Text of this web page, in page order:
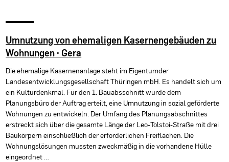
Umnutzung von ehemaligen Kasernengebäuden zu
Wohnungen · Gera
Die ehemalige Kasernenanlage steht im Eigentumder
Landesentwicklungsgesellschaft Thüringen mbH. Es handelt sich um
ein Kulturdenkmal. Für den 1. Bauabsschnitt wurde dem
Planungsbüro der Auftrag erteilt, eine Umnutzung in sozial geförderte
Wohnungen zu entwickeln. Der Umfang des Planungsabschnittes
erstreckt sich über die gesamte Länge der Leo-Tolstoi-Straße mit drei
Baukörpern einschließlich der erforderlichen Freiflächen. Die
Wohnungslösungen mussten zweckmäßig in die vorhandene Hülle
eingeordnet …